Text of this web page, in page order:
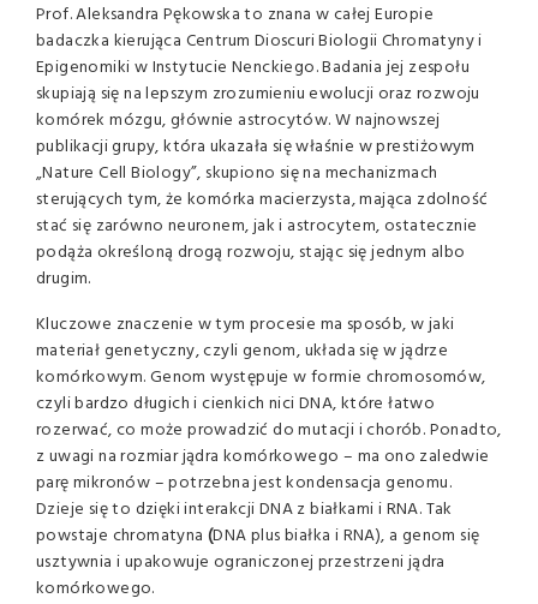
Prof. Aleksandra Pękowska to znana w całej Europie
badaczka kierująca Centrum Dioscuri Biologii Chromatyny i
Epigenomiki w Instytucie Nenckiego. Badania jej zespołu
skupiają się na lepszym zrozumieniu ewolucji oraz rozwoju
komórek mózgu, głównie astrocytów. W najnowszej
publikacji grupy, która ukazała się właśnie w prestiżowym
„Nature Cell Biology”, skupiono się na mechanizmach
sterujących tym, że komórka macierzysta, mająca zdolność
stać się zarówno neuronem, jak i astrocytem, ostatecznie
podąża określoną drogą rozwoju, stając się jednym albo
drugim.
Kluczowe znaczenie w tym procesie ma sposób, w jaki
materiał genetyczny, czyli genom, układa się w jądrze
komórkowym. Genom występuje w formie chromosomów,
czyli bardzo długich i cienkich nici DNA, które łatwo
rozerwać, co może prowadzić do mutacji i chorób. Ponadto,
z uwagi na rozmiar jądra komórkowego – ma ono zaledwie
parę mikronów – potrzebna jest kondensacja genomu.
Dzieje się to dzięki interakcji DNA z białkami i RNA. Tak
powstaje chromatyna (DNA plus białka i RNA), a genom się
usztywnia i upakowuje ograniczonej przestrzeni jądra
komórkowego.